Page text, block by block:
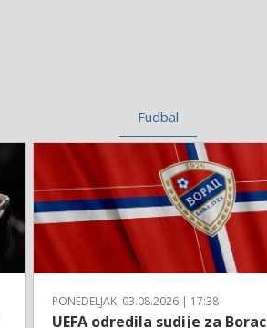
Fudbal
PONEDELJAK, 03.08.2026 | 17:38
UEFA odredila sudije za Borac